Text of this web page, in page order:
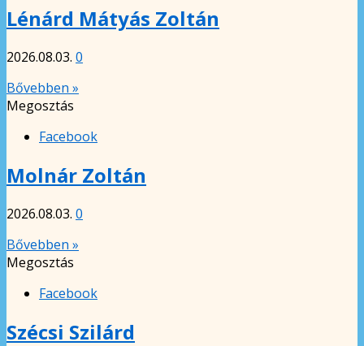
Lénárd Mátyás Zoltán
2026.08.03. 0
Bővebben »
Megosztás
Facebook
Molnár Zoltán
2026.08.03. 0
Bővebben »
Megosztás
Facebook
Szécsi Szilárd